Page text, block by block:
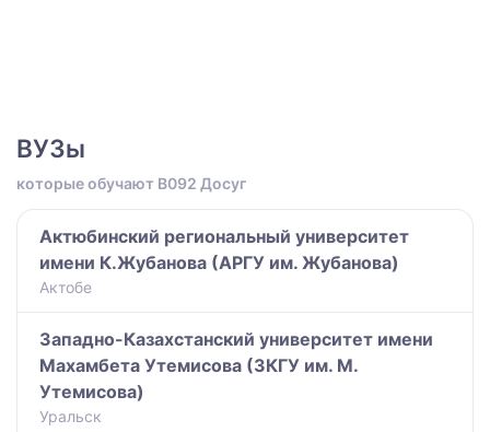
ВУЗы
которые обучают B092 Досуг
Актюбинский региональный университет
имени К.Жубанова (АРГУ им. Жубанова)
Актобе
Западно-Казахстанский университет имени
Махамбета Утемисова (ЗКГУ им. М.
Утемисова)
Уральск